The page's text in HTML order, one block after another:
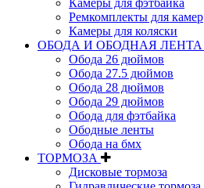
Камеры для фэтбайка
Ремкомплекты для камер
Камеры для коляски
ОБОДА И ОБОДНАЯ ЛЕНТА
Обода 26 дюймов
Обода 27.5 дюймов
Обода 28 дюймов
Обода 29 дюймов
Обода для фэтбайка
Ободные ленты
Обода на бмх
ТОРМОЗА
Дисковые тормоза